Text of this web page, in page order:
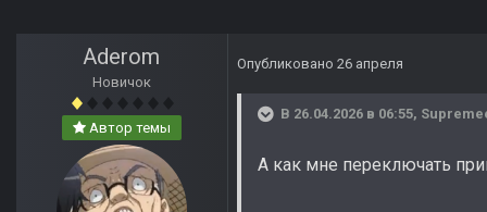
Aderom
Новичок
Автор темы
Опубликовано 26 апреля
В 26.04.2026 в 06:55,
А как мне переключать